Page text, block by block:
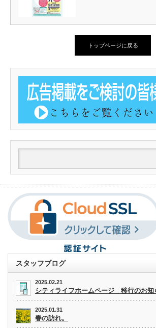
トップページに戻る
スタッフブログ
2025.02.21
シティライフホームページ 移行のお知
2025.01.31
春の訪れ。